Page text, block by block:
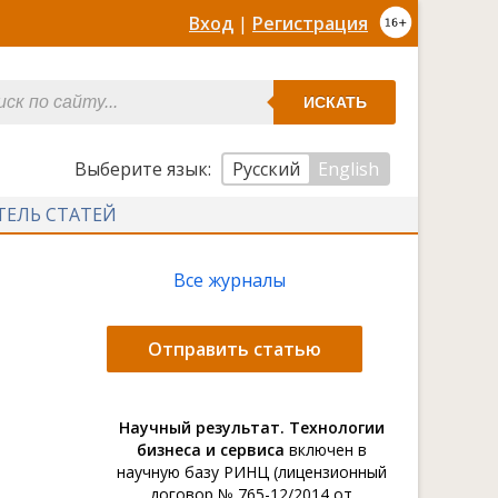
Вход | Регистрация
ИСКАТЬ
Выберите язык: Русский
English
СТАТЕЙ
Все журналы
Отправить статью
Научный результат. Технологии
бизнеса и сервиса включен в
научную базу РИНЦ (лицензионный